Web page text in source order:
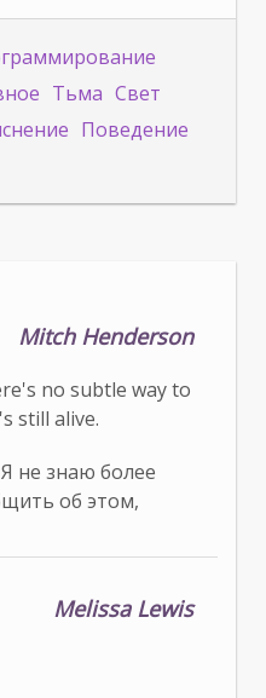
Тьма Свет
Поведение
Mitch Henderson
no subtle way to
still alive.
не знаю более
об этом,
Melissa Lewis